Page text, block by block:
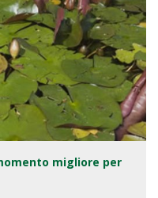
migliore per